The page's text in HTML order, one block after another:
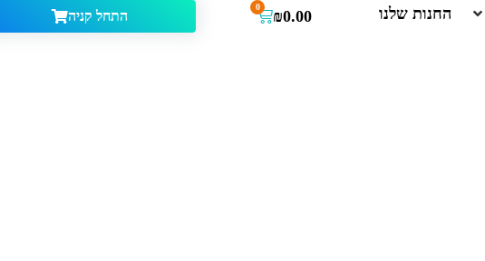
החנות שלנו ₪0.00
0
התחל קניה